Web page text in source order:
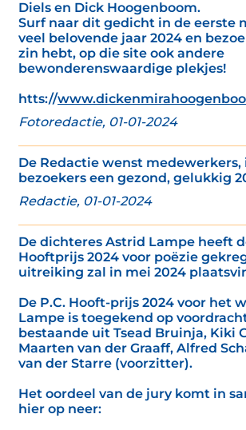
Diels en Dick Hoogenboom.
Surf naar dit gedicht in de eerste
veel belovende jaar 2024 en
zin hebt, op die site ook andere
bewonderenswaardige plekjes!
htts://
Fotoredactie, 01-01-2024
De Redactie wenst medewerkers,
bezoekers een gezond, gelukkig
Redactie, 01-01-2024
De dichteres Astrid Lampe heeft
Hooftprijs 2024 voor poëzie
uitreiking zal in mei 2024
De P.C. Hooft-prijs 2024 voor het
Lampe is toegekend op
bestaande uit Tsead Bruinja, Kiki
Maarten van der Graaff, Alfred
van der Starre (voorzitter).
Het oordeel van de jury komt in
hier op neer: